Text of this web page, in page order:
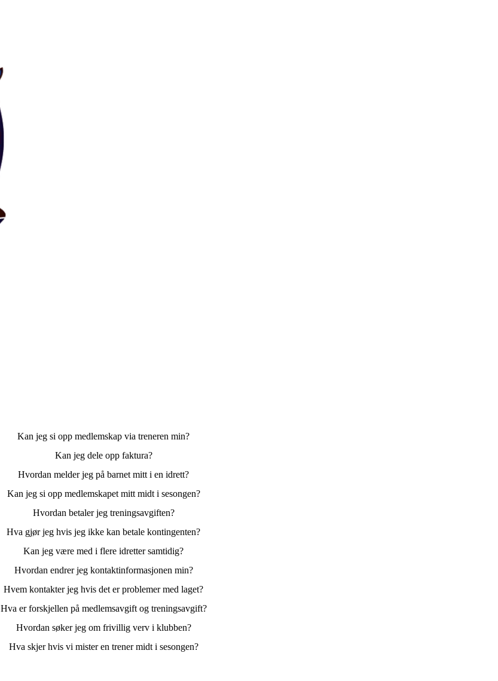
Kan jeg si opp medlemskap via treneren min?
Kan jeg dele opp faktura?
Hvordan melder jeg på barnet mitt i en idrett?
Kan jeg si opp medlemskapet mitt midt i sesongen?
Hvordan betaler jeg treningsavgiften?
Hva gjør jeg hvis jeg ikke kan betale kontingenten?
Kan jeg være med i flere idretter samtidig?
Hvordan endrer jeg kontaktinformasjonen min?
Hvem kontakter jeg hvis det er problemer med laget?
Hva er forskjellen på medlemsavgift og treningsavgift?
Hvordan søker jeg om frivillig verv i klubben?
Hva skjer hvis vi mister en trener midt i sesongen?